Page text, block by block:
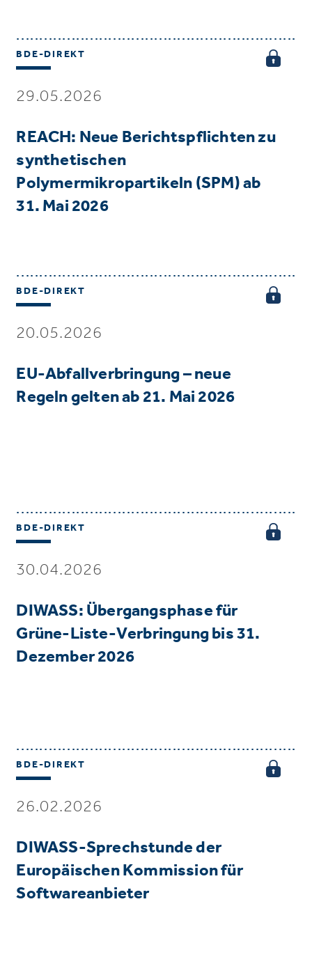
BDE-DIREKT
29.05.2026
REACH: Neue Berichtspflichten zu
synthetischen
Polymermikropartikeln (SPM) ab
31. Mai 2026
BDE-DIREKT
20.05.2026
EU-Abfallverbringung – neue
Regeln gelten ab 21. Mai 2026
BDE-DIREKT
30.04.2026
DIWASS: Übergangsphase für
Grüne-Liste-Verbringung bis 31.
Dezember 2026
BDE-DIREKT
26.02.2026
DIWASS-Sprechstunde der
Europäischen Kommission für
Softwareanbieter